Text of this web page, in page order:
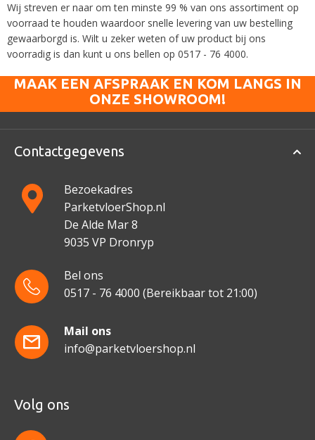
Wij streven er naar om ten minste 99 % van ons assortiment op
voorraad te houden waardoor snelle levering van uw bestelling
gewaarborgd is. Wilt u zeker weten of uw product bij ons
voorradig is dan kunt u ons bellen op 0517 - 76 4000.
MAAK EEN AFSPRAAK EN KOM LANGS IN
ONZE SHOWROOM!
Contactgegevens
Bezoekadres
ParketvloerShop.nl
De Alde Mar 8
9035 VP Dronryp
Bel ons
0517 - 76 4000 (Bereikbaar tot 21:00)
Mail ons
info@parketvloershop.nl
Volg ons